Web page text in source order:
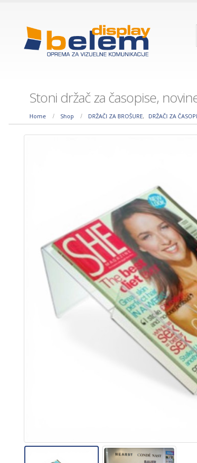
Stoni držač za časopise,
Home Shop DRŽAČI ZA BROŠURE, DRŽAČI ZA